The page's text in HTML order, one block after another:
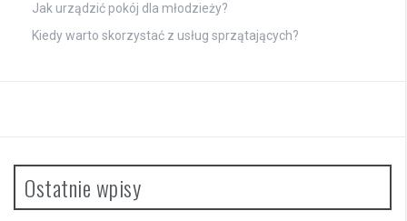
Jak urządzić pokój dla młodzieży?
Kiedy warto skorzystać z usług sprzątających?
Ostatnie wpisy